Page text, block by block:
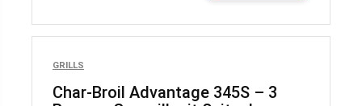
GRILLS
Char-Broil Advantage 345S – 3